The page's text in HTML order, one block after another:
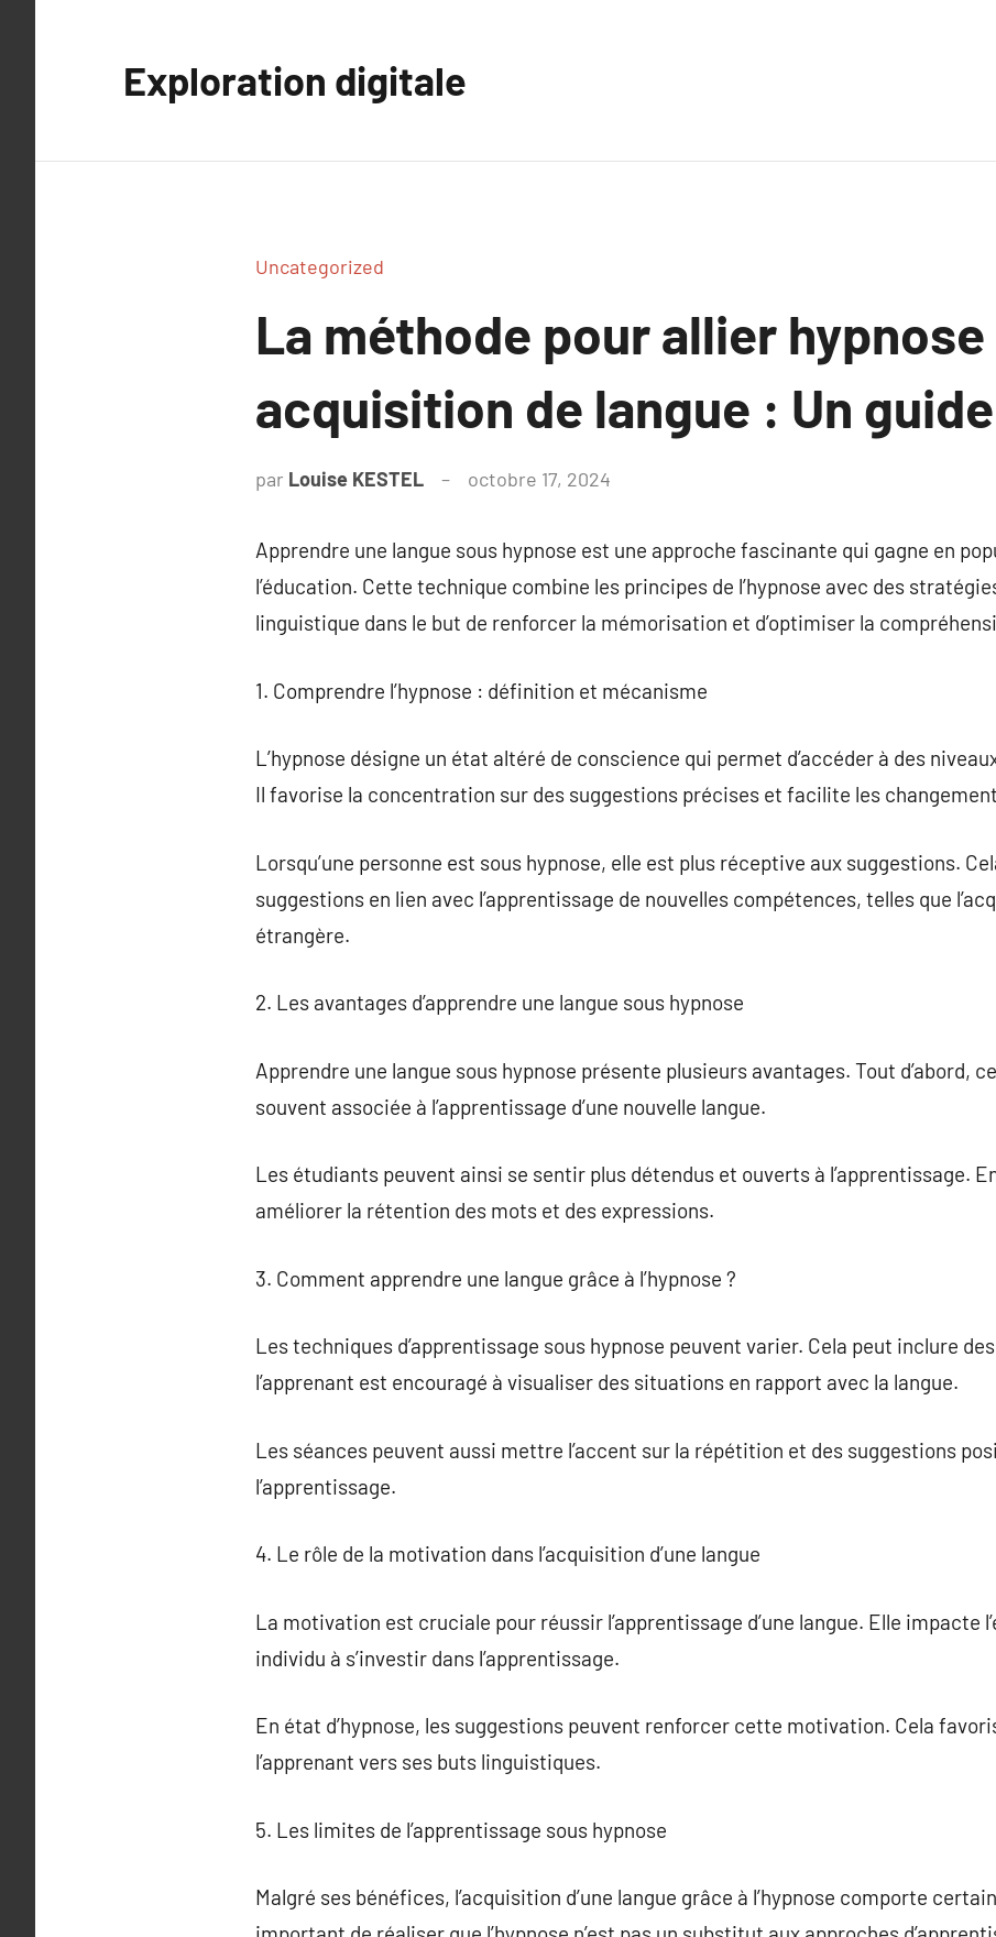
Exploration digitale
Uncategorized
La méthode pour allier
acquisition de langue : Un
par Louise KESTEL octobre 17, 2024
Apprendre une langue sous hypnose est une approche fascinante qui gagne en
l’éducation. Cette technique combine les principes de l’hypnose avec des
linguistique dans le but de renforcer la mémorisation et d’optimiser la
1. Comprendre l’hypnose : définition et mécanisme
L’hypnose désigne un état altéré de conscience qui permet d’accéder à des
Il favorise la concentration sur des suggestions précises et facilite les
Lorsqu’une personne est sous hypnose, elle est plus réceptive aux suggestions.
suggestions en lien avec l’apprentissage de nouvelles compétences, telles que
étrangère.
2. Les avantages d’apprendre une langue sous hypnose
Apprendre une langue sous hypnose présente plusieurs avantages. Tout d’abord,
souvent associée à l’apprentissage d’une nouvelle langue.
Les étudiants peuvent ainsi se sentir plus détendus et ouverts à l’apprentissage.
améliorer la rétention des mots et des expressions.
3. Comment apprendre une langue grâce à l’hypnose ?
Les techniques d’apprentissage sous hypnose peuvent varier. Cela peut inclure des
l’apprenant est encouragé à visualiser des situations en rapport avec la langue.
Les séances peuvent aussi mettre l’accent sur la répétition et des suggestions
l’apprentissage.
4. Le rôle de la motivation dans l’acquisition d’une langue
La motivation est cruciale pour réussir l’apprentissage d’une langue. Elle impacte
individu à s’investir dans l’apprentissage.
En état d’hypnose, les suggestions peuvent renforcer cette motivation. Cela
l’apprenant vers ses buts linguistiques.
5. Les limites de l’apprentissage sous hypnose
Malgré ses bénéfices, l’acquisition d’une langue grâce à l’hypnose comporte